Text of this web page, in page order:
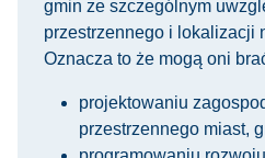
gmin ze szczególnym
przestrzennego i lokalizacji
Oznacza to że mogą oni
projektowaniu
przestrzennego miast,